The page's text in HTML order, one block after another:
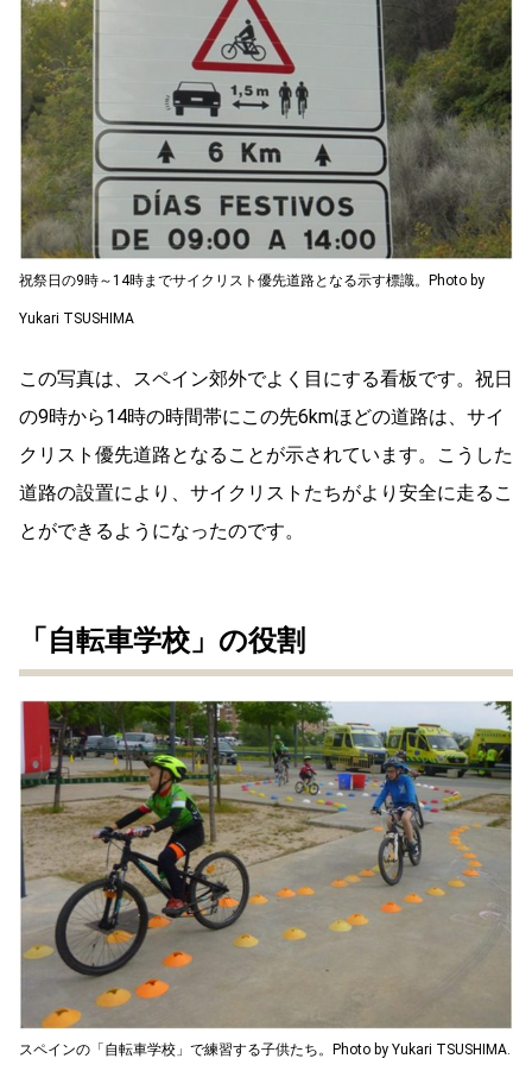
祝祭日の9時～14時までサイクリスト優先道路となる示す標識。Photo by
Yukari TSUSHIMA
この写真は、スペイン郊外でよく目にする看板です。祝日
の9時から14時の時間帯にこの先6kmほどの道路は、サイ
クリスト優先道路となることが示されています。こうした
道路の設置により、サイクリストたちがより安全に走るこ
とができるようになったのです。
「自転車学校」の役割
スペインの「自転車学校」で練習する子供たち。Photo by Yukari TSUSHIMA.